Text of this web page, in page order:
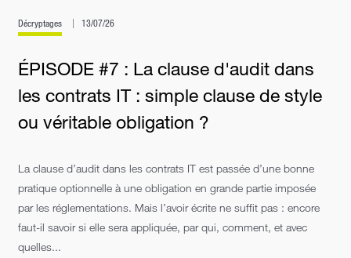
Décryptages 13/07/26
ÉPISODE #7 : La clause d'audit dans
les contrats IT : simple clause de style
ou véritable obligation ?
La clause d’audit dans les contrats IT est passée d’une bonne
pratique optionnelle à une obligation en grande partie imposée
par les réglementations. Mais l’avoir écrite ne suffit pas : encore
faut-il savoir si elle sera appliquée, par qui, comment, et avec
quelles...